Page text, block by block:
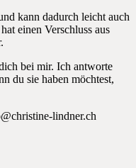
kann dadurch leicht auch
einen Verschluss aus
bei mir. Ich antworte
du sie haben möchtest,
lindner.ch